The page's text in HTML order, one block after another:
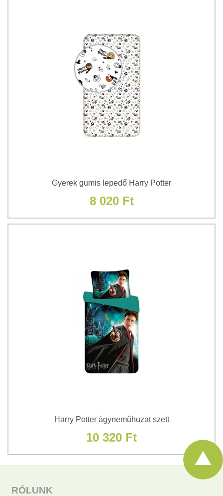
Gyerek gumis lepedő Harry Potter
8 020 Ft
Harry Potter ágyneműhuzat szett
10 320 Ft
RÓLUNK